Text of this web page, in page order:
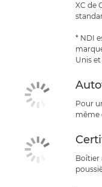
XC de
* NDI
Unis
Pour
même
Boîtier